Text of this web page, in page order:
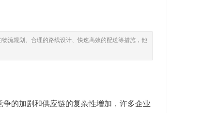
流规划、合理的路线设计、快速高效的配送等措施，他
的加剧和供应链的复杂性增加，许多企业